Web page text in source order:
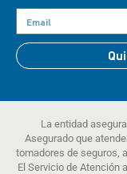
La entidad
Asegurado que
tomadores de seguros,
El Servicio de Atención